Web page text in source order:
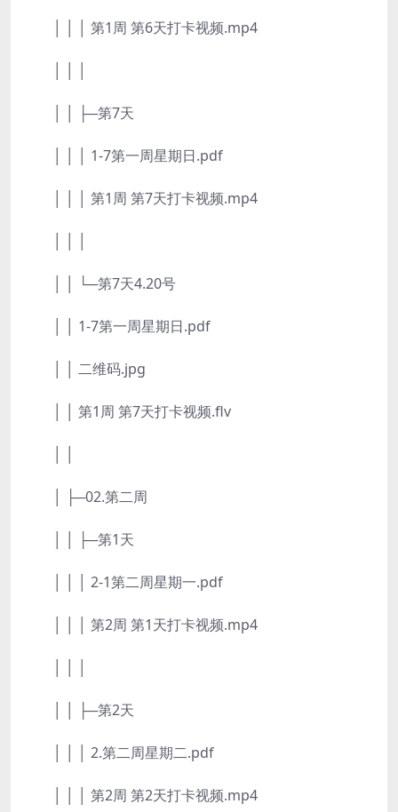
│ │ │ 第1周 第6天打卡视频.mp4
│ │ ├─第7天
│ │ │ 1-7第一周星期日.pdf
│ │ │ 第1周 第7天打卡视频.mp4
│ │ └─第7天4.20号
│ │ 1-7第一周星期日.pdf
│ │ 二维码.jpg
│ │ 第1周 第7天打卡视频.flv
│ ├─02.第二周
│ │ ├─第1天
│ │ │ 2-1第二周星期一.pdf
│ │ │ 第2周 第1天打卡视频.mp4
│ │ ├─第2天
│ │ │ 2.第二周星期二.pdf
│ │ │ 第2周 第2天打卡视频.mp4